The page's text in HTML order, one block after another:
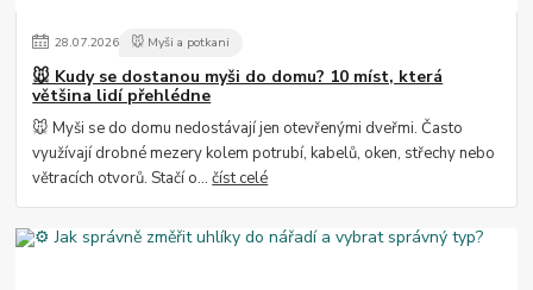
28.07.2026 🐭 Myši a potkani
🐭 Kudy se dostanou myši do domu? 10 míst, která
většina lidí přehlédne
🐭 Myši se do domu nedostávají jen otevřenými dveřmi. Často
využívají drobné mezery kolem potrubí, kabelů, oken, střechy nebo
větracích otvorů. Stačí o...číst celé